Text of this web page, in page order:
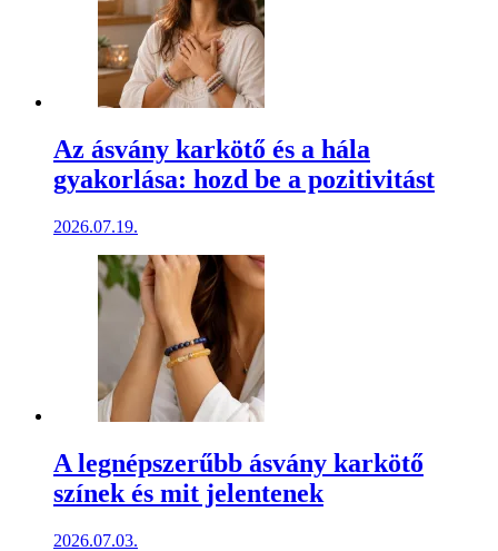
Az ásvány karkötő és a hála
gyakorlása: hozd be a pozitivitást
2026.07.19.
A legnépszerűbb ásvány karkötő
színek és mit jelentenek
2026.07.03.